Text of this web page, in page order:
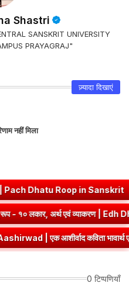
Shastri
SANSKRIT UNIVERSITY
PRAYAGRAJ"
ज़्यादा दिखाएं
नहीं मिला
Roop in Sanskrit ➤हृ
➤एध् धातु रूप - १० लकार, अर्थ एवं
कविता भावार्थ एवं प्रश्नोत्तर
0 टिप्पणियाँ